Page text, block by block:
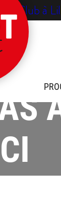
Club à